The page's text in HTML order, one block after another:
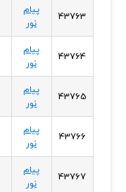
43763
پیام
نور
43764
پیام
نور
43765
پیام
نور
43766
پیام
نور
43767
پیام
نور